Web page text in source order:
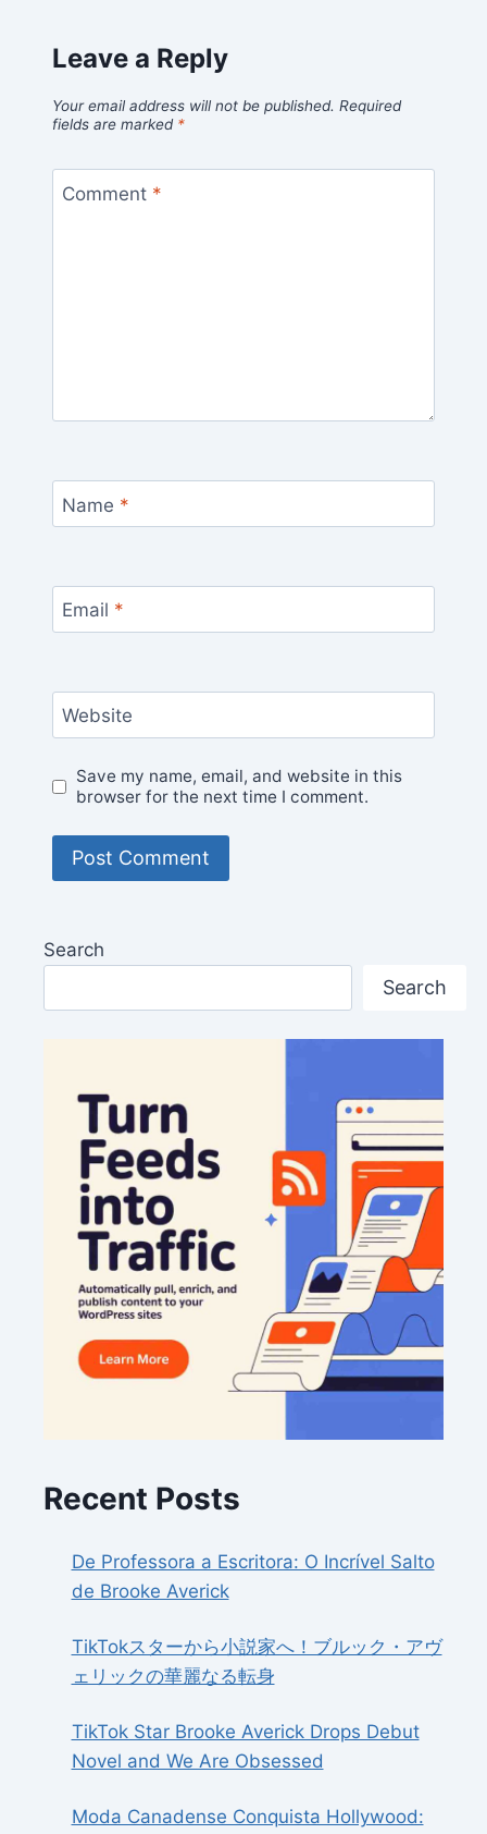
Leave a Reply
Your email address will not be published. Required
fields are marked *
Comment *
Name *
Email *
Website
Save my name, email, and website in this
browser for the next time I comment.
Search
Search
Recent Posts
De Professora a Escritora: O Incrível Salto
de Brooke Averick
TikTokスターから小説家へ！ブルック・アヴ
ェリックの華麗なる転身
TikTok Star Brooke Averick Drops Debut
Novel and We Are Obsessed
Moda Canadense Conquista Hollywood: